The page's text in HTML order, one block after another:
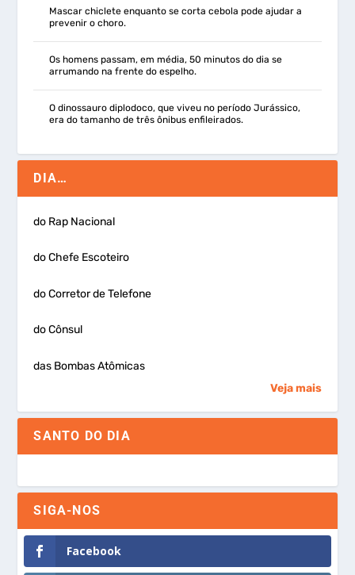
Mascar chiclete enquanto se corta cebola pode ajudar a
prevenir o choro.
Os homens passam, em média, 50 minutos do dia se
arrumando na frente do espelho.
O dinossauro diplodoco, que viveu no período Jurássico,
era do tamanho de três ônibus enfileirados.
DIA…
do Rap Nacional
do Chefe Escoteiro
do Corretor de Telefone
do Cônsul
das Bombas Atômicas
Veja mais
SANTO DO DIA
SIGA-NOS
Facebook